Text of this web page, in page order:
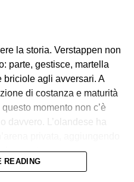
la storia. Verstappen non
parte, gestisce, martella
agli avversari. A
di costanza e maturità
momento non c’è
davvero. L’olandese ha
sembra non conoscere
READING